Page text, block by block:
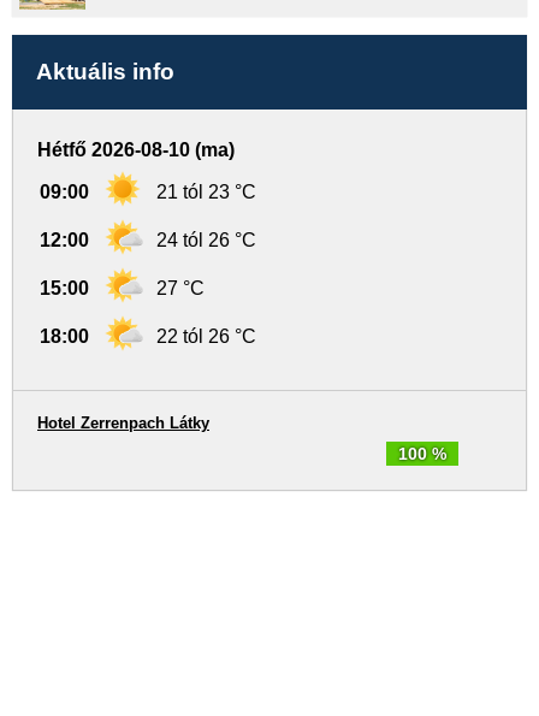
Aktuális info
Hétfő 2026-08-10 (ma)
09:00 21 tól 23 °C
12:00 24 tól 26 °C
15:00 27 °C
18:00 22 tól 26 °C
100 %
Hotel Zerrenpach Látky